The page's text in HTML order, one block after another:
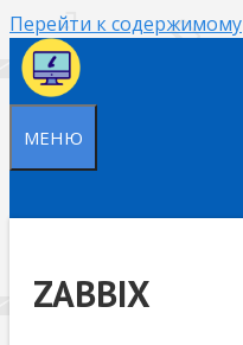
Перейти к содержимому
МЕНЮ
ZABBIX